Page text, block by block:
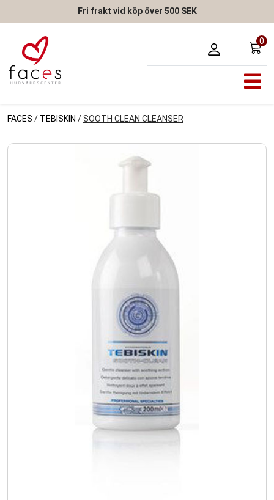
Fri frakt vid köp över 500 SEK
0
FACES / TEBISKIN /SOOTH CLEAN CLEANSER